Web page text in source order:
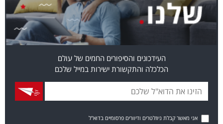
העידכונים והסיפורים החמים של עולם
הכלכלה והתקשורת ישירות במייל שלכם
אני מאשר קבלת ניוזלטרים ודיוורים פרסומיים בדוא"ל